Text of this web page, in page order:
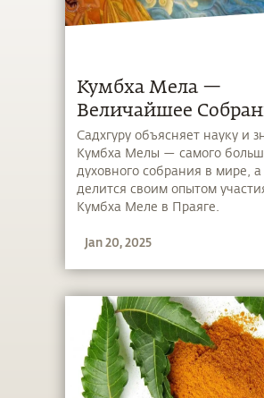
Кумбха Мела —
Величайшее
Садхгуру объясняет науку и
Кумбха Мелы — самого
духовного собрания в мире,
делится своим опытом
Кумбха Меле в Праяге.
Jan 20, 2025